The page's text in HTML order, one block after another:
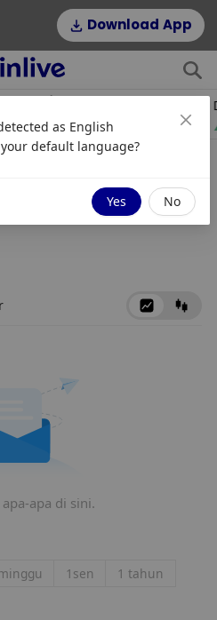
Download App
2.64%
apa di sini.
1sen 1 tahun
as English
default language?
Yes No